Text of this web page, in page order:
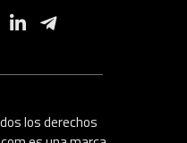
los derechos